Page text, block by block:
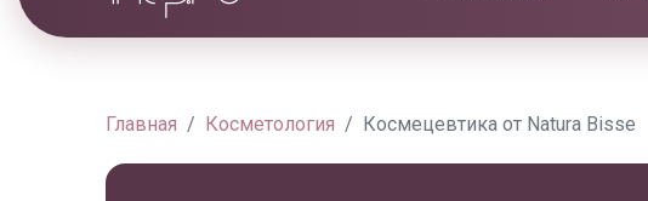
Главная Косметология Космецевтика от Natura Bisse